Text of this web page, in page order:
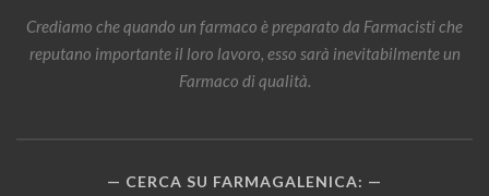
Crediamo che quando un farmaco è preparato da Farmacisti che
reputano importante il loro lavoro, esso sarà inevitabilmente un
Farmaco di qualità.
CERCA SU FARMAGALENICA: